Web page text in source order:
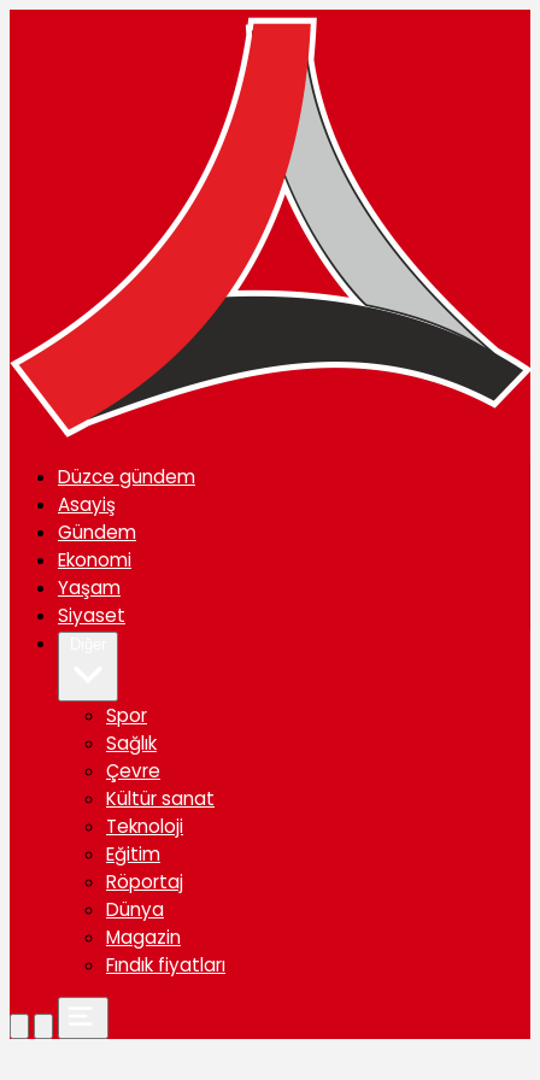
Düzce gündem
Asayiş
Gündem
Ekonomi
Yaşam
Siyaset
Spor
Sağlık
Çevre
Kültür sanat
Teknoloji
Eğitim
Röportaj
Dünya
Magazin
Fındık fiyatları